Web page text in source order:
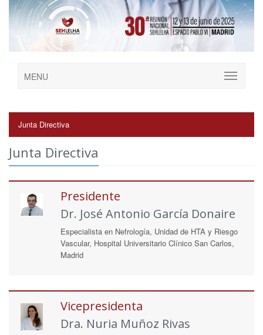
MENU
Junta Directiva
Junta Directiva
Presidente
Dr. José Antonio García Donaire
Especialista en Nefrología, Unidad de HTA y Riesgo
Vascular, Hospital Universitario Clínico San Carlos,
Madrid
Vicepresidenta
Dra. Nuria Muñoz Rivas